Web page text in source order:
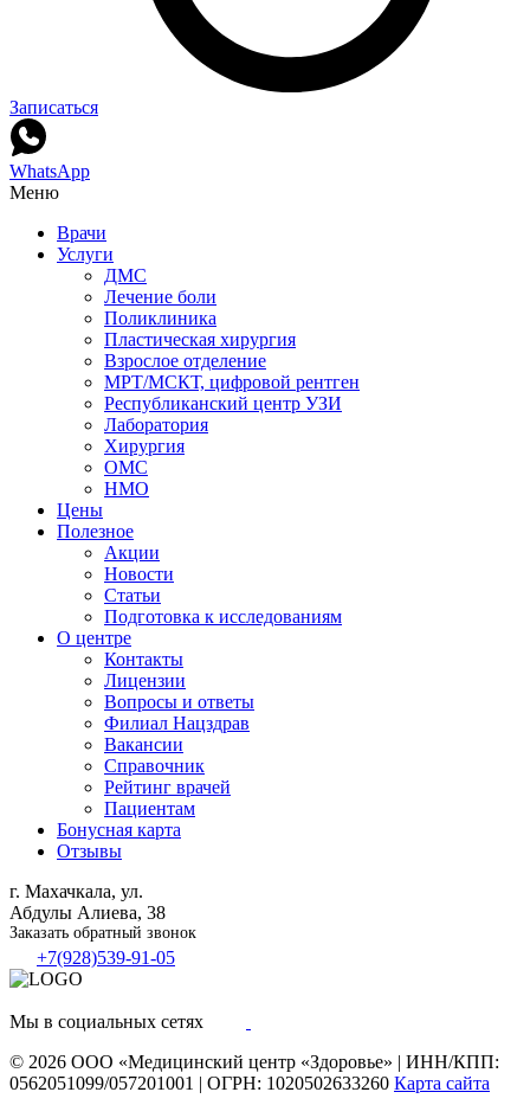
Записаться
WhatsApp
Меню
Врачи
Услуги
ДМС
Лечение боли
Поликлиника
Пластическая хирургия
Взрослое отделение
МРТ/МСКТ, цифровой рентген
Республиканский центр УЗИ
Лаборатория
Хирургия
ОМС
НМО
Цены
Полезное
Акции
Новости
Статьи
Подготовка к исследованиям
О центре
Контакты
Лицензии
Вопросы и ответы
Филиал Нацздрав
Вакансии
Справочник
Рейтинг врачей
Пациентам
Бонусная карта
Отзывы
г. Махачкала, ул.
Абдулы Алиева, 38
Заказать обратный звонок
+7(928)539-91-05
Мы в социальных сетях
© 2026 ООО «Медицинский центр «Здоровье» | ИНН/КПП:
0562051099/057201001 | ОГРН: 1020502633260 Карта сайта